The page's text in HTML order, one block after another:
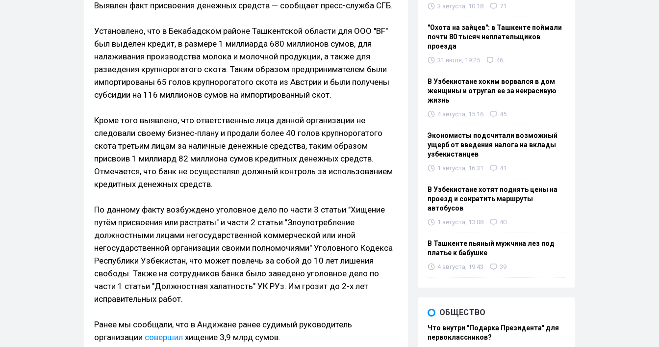
Выявлен факт присвоения денежных средств — сообщает пресс-служба СГБ.
Установлено, что в Бекабадском районе Ташкентской области для ООО "BF"
был выделен кредит, в размере 1 миллиарда 680 миллионов сумов, для
налаживания производства молока и молочной продукции, а также для
разведения крупнорогатого скота. Таким образом предпринимателем были
импортированы 65 голов крупнорогатого скота из Австрии и были получены
субсидии на 116 миллионов сумов на импортированный скот.
Кроме того выявлено, что ответственные лица данной организации не
следовали своему бизнес-плану и продали более 40 голов крупнорогатого
скота третьим лицам за наличные денежные средства, таким образом
присвоив 1 миллиард 82 миллиона сумов кредитных денежных средств.
Отмечается, что банк не осуществлял должный контроль за использованием
кредитных денежных средств.
По данному факту возбуждено уголовное дело по части 3 статьи "Хищение
путём присвоения или растраты" и части 2 статьи "Злоупотребление
должностными лицами негосударственной коммерческой или иной
негосударственной организации своими полномочиями" Уголовного Кодекса
Республики Узбекистан, что может повлечь за собой до 10 лет лишения
свободы. Также на сотрудников банка было заведено уголовное дело по
части 1 статьи "Должностная халатность" УК РУз. Им грозит до 2-х лет
исправительных работ.
Ранее мы сообщали, что в Андижане ранее судимый руководитель
организации совершил хищение 3,9 млрд сумов.
3 августа, 10:18 71
"Охота на зайцев": в Ташкенте поймали
почти 80 тысяч неплательщиков
проезда
31 июля, 19:25 46
В Узбекистане хоким ворвался в дом
женщины и отругал ее за некрасивую
жизнь
4 августа, 15:16 45
Экономисты подсчитали возможный
ущерб от введения налога на вклады
узбекистанцев
1 августа, 16:31 41
В Узбекистане хотят поднять цены на
проезд и сократить маршруты
автобусов
1 августа, 13:08 40
В Ташкенте пьяный мужчина лез под
платье к бабушке
4 августа, 19:43 39
ОБЩЕСТВО
Что внутри "Подарка Президента" для
первоклассников?